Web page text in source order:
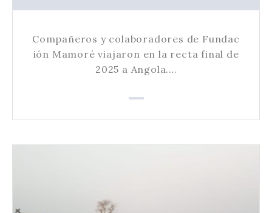
Compañeros y colaboradores de Fundac
ión Mamoré viajaron en la recta final de
2025 a Angola.…